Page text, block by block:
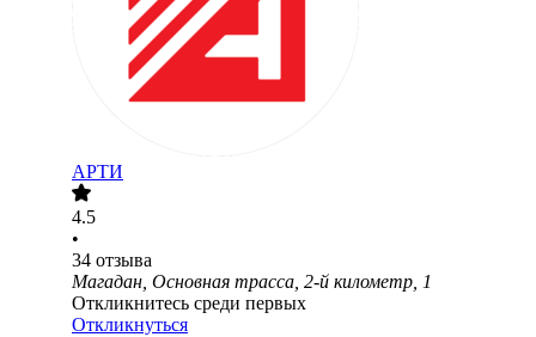
АРТИ
4.5
•
34 отзыва
Магадан, Основная трасса, 2-й километр, 1
Откликнитесь среди первых
Откликнуться